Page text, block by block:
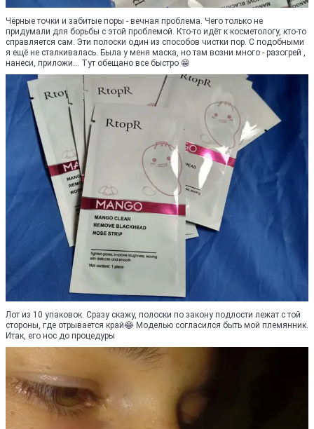
Чёрные точки и забитые поры - вечная проблема. Чего только не
придумали для борьбы с этой проблемой. Кто-то идёт к косметологу, кто-то
справляется сам. Эти полоски один из способов чистки пор. С подобными
я ещё не сталкивалась. Была у меня маска, но там возни много - разогрей ,
нанеси, приложи... Тут обещано все быстро 😁
Лот из 10 упаковок. Сразу скажу, полоски по закону подлости лежат с той
стороны, где отрывается край😂 Моделью согласился быть мой племянник.
Итак, его нос до процедуры